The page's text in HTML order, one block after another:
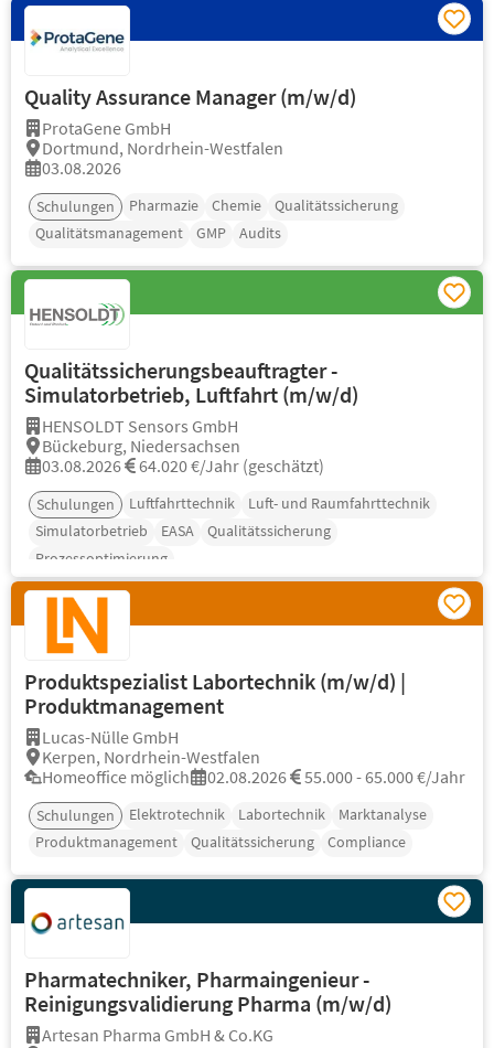
Quality Assurance Manager (m/w/d)
ProtaGene GmbH
Dortmund, Nordrhein-Westfalen
03.08.2026
Schulungen Pharmazie Chemie
Qualitätssicherung
Qualitätsmanagement
GMP Audits
Qualitätssicherungsbeauftragter -
Simulatorbetrieb, Luftfahrt (m/w/d)
HENSOLDT Sensors GmbH
Bückeburg, Niedersachsen
03.08.2026
64.020 €/Jahr (geschätzt)
Schulungen Luftfahrttechnik
Luft- und Raumfahrttechnik
Simulatorbetrieb
EASA
Qualitätssicherung
Prozessoptimierung
Produktspezialist Labortechnik (m/w/d) |
Produktmanagement
Lucas-Nülle GmbH
Kerpen, Nordrhein-Westfalen
Homeoffice möglich
02.08.2026 55.000 - 65.000 €/Jahr
Schulungen Elektrotechnik Labortechnik
Marktanalyse
Produktmanagement
Qualitätssicherung Compliance
Pharmatechniker, Pharmaingenieur -
Reinigungsvalidierung Pharma (m/w/d)
Artesan Pharma GmbH & Co.KG